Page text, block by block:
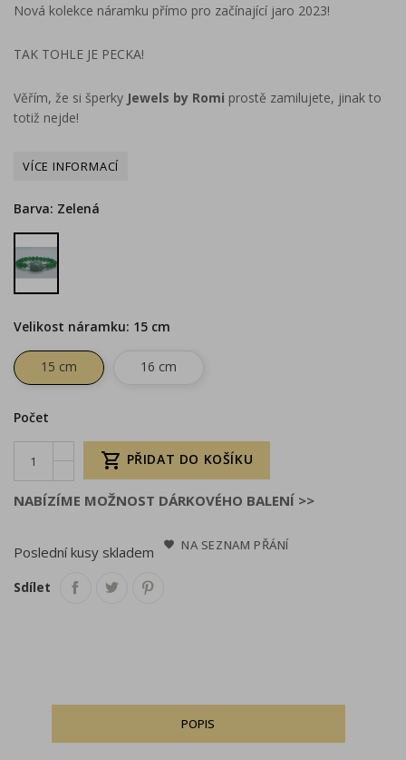
Nová kolekce náramku přímo pro začínající jaro 2023!
TAK TOHLE JE PECKA!
Věřím, že si šperky Jewels by Romi prostě zamilujete, jinak to
totiž nejde!
Barva: Zelená
Zelená
Velikost náramku: 15 cm
15 cm 16 cm
Počet
 PŘIDAT DO KOŠÍKU
NABÍZÍME MOŽNOST DÁRKOVÉHO BALENÍ >>
Poslední kusy skladem NA SEZNAM PŘÁNÍ
Sdílet
POPIS